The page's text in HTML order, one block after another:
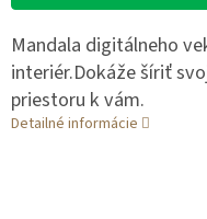
Mandala digitálneho
interiér.Dokáže šíriť
priestoru k vám.
Detailné informácie